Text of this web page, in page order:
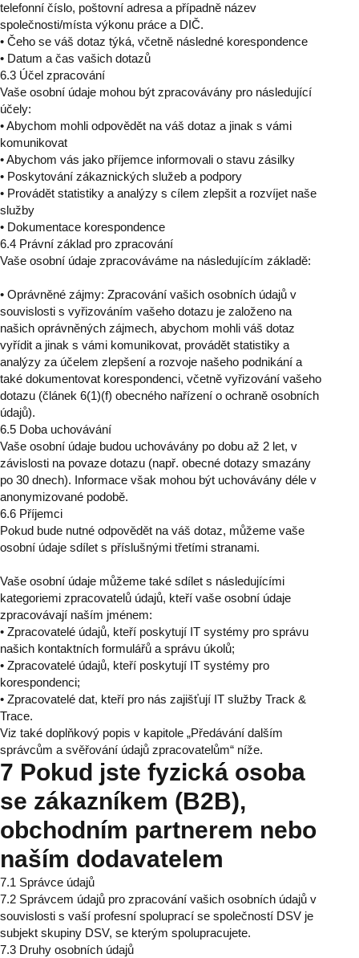
telefonní číslo, poštovní adresa a případně název
společnosti/místa výkonu práce a DIČ.
• Čeho se váš dotaz týká, včetně následné korespondence
• Datum a čas vašich dotazů
6.3 Účel zpracování
Vaše osobní údaje mohou být zpracovávány pro následující
účely:
• Abychom mohli odpovědět na váš dotaz a jinak s vámi
komunikovat
• Abychom vás jako příjemce informovali o stavu zásilky
• Poskytování zákaznických služeb a podpory
• Provádět statistiky a analýzy s cílem zlepšit a rozvíjet naše
služby
• Dokumentace korespondence
6.4 Právní základ pro zpracování
Vaše osobní údaje zpracováváme na následujícím základě:
• Oprávněné zájmy: Zpracování vašich osobních údajů v
souvislosti s vyřizováním vašeho dotazu je založeno na
našich oprávněných zájmech, abychom mohli váš dotaz
vyřídit a jinak s vámi komunikovat, provádět statistiky a
analýzy za účelem zlepšení a rozvoje našeho podnikání a
také dokumentovat korespondenci, včetně vyřizování vašeho
dotazu (článek 6(1)(f) obecného nařízení o ochraně osobních
údajů).
6.5 Doba uchovávání
Vaše osobní údaje budou uchovávány po dobu až 2 let, v
závislosti na povaze dotazu (např. obecné dotazy smazány
po 30 dnech). Informace však mohou být uchovávány déle v
anonymizované podobě.
6.6 Příjemci
Pokud bude nutné odpovědět na váš dotaz, můžeme vaše
osobní údaje sdílet s příslušnými třetími stranami.
Vaše osobní údaje můžeme také sdílet s následujícími
kategoriemi zpracovatelů údajů, kteří vaše osobní údaje
zpracovávají naším jménem:
• Zpracovatelé údajů, kteří poskytují IT systémy pro správu
našich kontaktních formulářů a správu úkolů;
• Zpracovatelé údajů, kteří poskytují IT systémy pro
korespondenci;
• Zpracovatelé dat, kteří pro nás zajišťují IT služby Track &
Trace.
Viz také doplňkový popis v kapitole „Předávání dalším
správcům a svěřování údajů zpracovatelům“ níže.
7 Pokud jste fyzická osoba
se zákazníkem (B2B),
obchodním partnerem nebo
naším dodavatelem
7.1 Správce údajů
7.2 Správcem údajů pro zpracování vašich osobních údajů v
souvislosti s vaší profesní spoluprací se společností DSV je
subjekt skupiny DSV, se kterým spolupracujete.
7.3 Druhy osobních údajů